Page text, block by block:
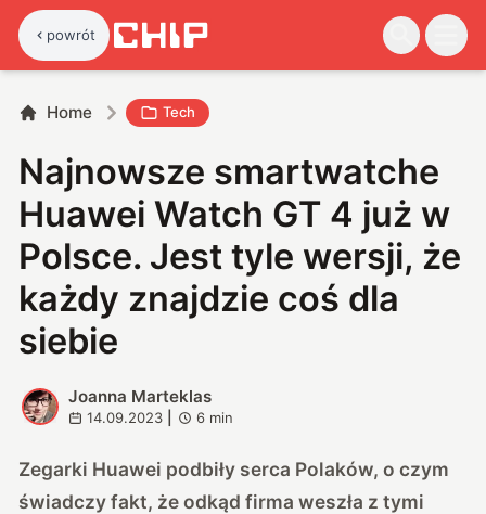
powrót
Home Tech
Najnowsze smartwatche
Huawei Watch GT 4 już w
Polsce. Jest tyle wersji, że
każdy znajdzie coś dla
siebie
J
Joanna Marteklas
14.09.2023 6 min
Zegarki Huawei podbiły serca Polaków, o czym
świadczy fakt, że odkąd firma weszła z tymi